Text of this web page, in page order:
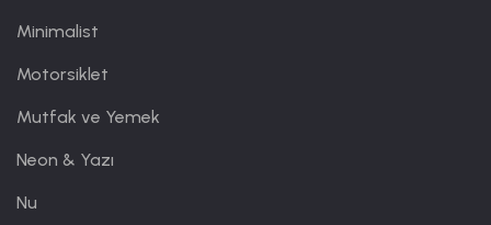
Minimalist
Motorsiklet
Mutfak ve Yemek
Neon & Yazı
Nu